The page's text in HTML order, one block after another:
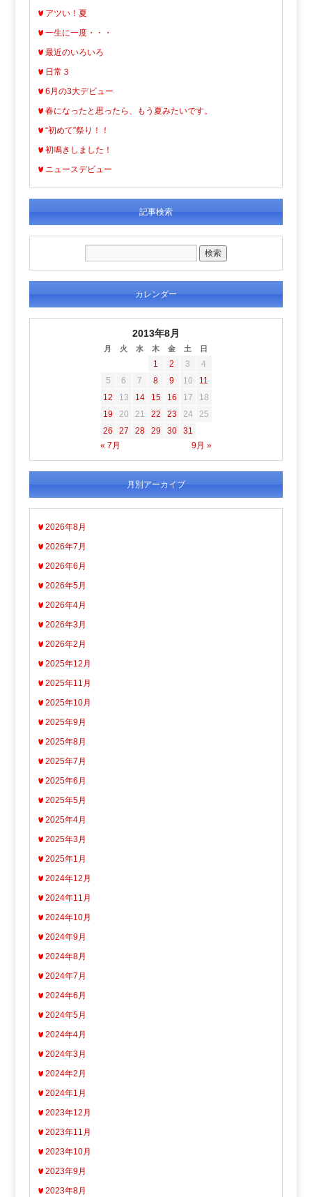
アツい！夏
一生に一度・・・
最近のいろいろ
日常３
6月の3大デビュー
春になったと思ったら、もう夏みたいです。
“初めて”祭り！！
初鳴きしました！
ニュースデビュー
記事検索
カレンダー
2013年8月
月 火 水 木 金 土 日
« 7月 9月 »
1 2 3
4
5
6 7 8 9 10
11
12
13 14 15 16 17
18
19
20 21 22 23 24
25
26
27 28 29 30 31
月別アーカイブ
2026年8月
2026年7月
2026年6月
2026年5月
2026年4月
2026年3月
2026年2月
2025年12月
2025年11月
2025年10月
2025年9月
2025年8月
2025年7月
2025年6月
2025年5月
2025年4月
2025年3月
2025年1月
2024年12月
2024年11月
2024年10月
2024年9月
2024年8月
2024年7月
2024年6月
2024年5月
2024年4月
2024年3月
2024年2月
2024年1月
2023年12月
2023年11月
2023年10月
2023年9月
2023年8月